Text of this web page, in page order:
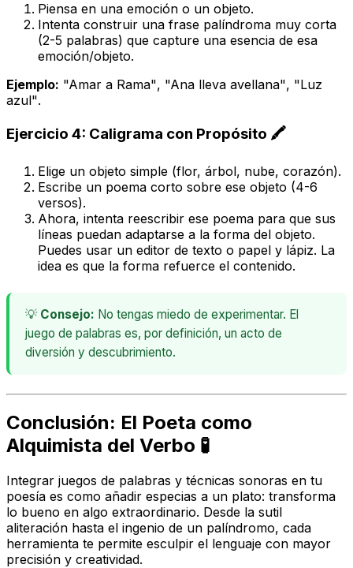
Piensa en una emoción o un objeto.
Intenta construir una frase palíndroma muy corta
(2-5 palabras) que capture una esencia de esa
emoción/objeto.
Ejemplo: "Amar a Rama", "Ana lleva avellana", "Luz
azul".
Ejercicio 4: Caligrama con Propósito 🖍️
Elige un objeto simple (flor, árbol, nube, corazón).
Escribe un poema corto sobre ese objeto (4-6
versos).
Ahora, intenta reescribir ese poema para que sus
líneas puedan adaptarse a la forma del objeto.
Puedes usar un editor de texto o papel y lápiz. La
idea es que la forma refuerce el contenido.
💡 Consejo: No tengas miedo de experimentar. El
juego de palabras es, por definición, un acto de
diversión y descubrimiento.
Conclusión: El Poeta como
Alquimista del Verbo 🧪
Integrar juegos de palabras y técnicas sonoras en tu
poesía es como añadir especias a un plato: transforma
lo bueno en algo extraordinario. Desde la sutil
aliteración hasta el ingenio de un palíndromo, cada
herramienta te permite esculpir el lenguaje con mayor
precisión y creatividad.